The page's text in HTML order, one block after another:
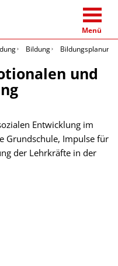
Menü
Bildung Bildungsplanung
und
Entwicklung im
Grundschule, Impulse für
der Lehrkräfte in der